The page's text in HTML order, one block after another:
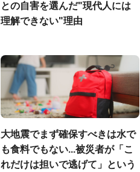
との自害を選んだ"現代人には
理解できない"理由
大地震でまず確保すべきは水で
も食料でもない...被災者が「こ
れだけは担いで逃げて」という